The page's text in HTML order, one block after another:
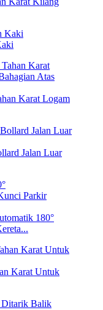
Karat Logam
Jalan Luar
180°
Karat Untuk